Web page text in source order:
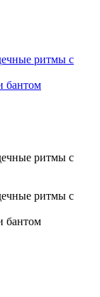
бантом
бантом